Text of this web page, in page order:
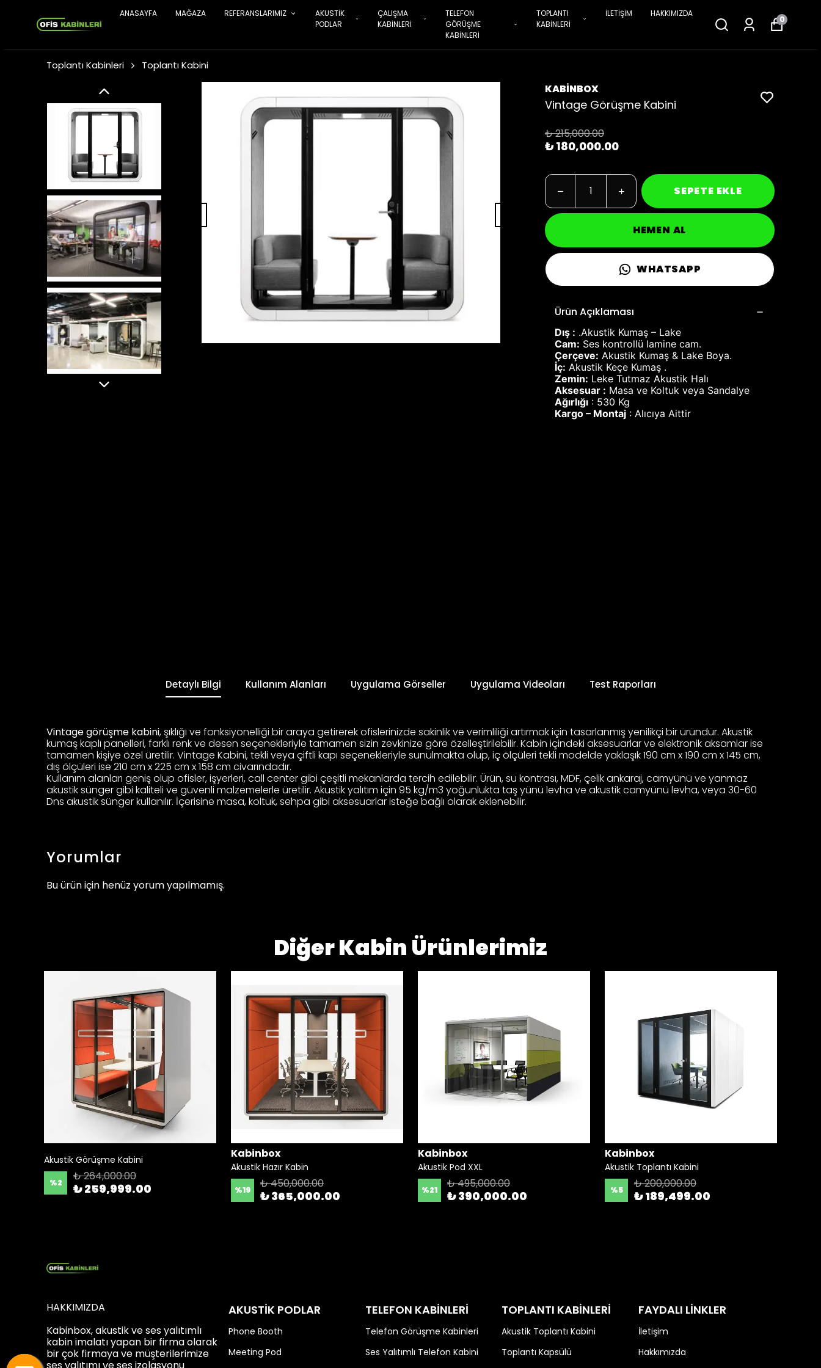
ANASAYFA MAĞAZA REFERANSLARIMIZ
AKUSTİK
PODLAR
ÇALIŞMA
KABİNLERİ
TELEFON
GÖRÜŞME
KABİNLERİ
TOPLANTI
KABİNLERİ
İLETİŞİM HAKKIMIZDA
0
Toplantı Kabinleri Toplantı Kabini
KABİNBOX
Vintage Görüşme Kabini
₺ 215,000.00
₺ 180,000.00
SEPETE EKLE
HEMEN AL
WHATSAPP
Ürün Açıklaması
Dış : .Akustik Kumaş – Lake
Cam: Ses kontrollü lamine cam.
Çerçeve: Akustik Kumaş & Lake Boya.
İç: Akustik Keçe Kumaş .
Zemin: Leke Tutmaz Akustik Halı
Aksesuar : Masa ve Koltuk veya Sandalye
Ağırlığı : 530 Kg
Kargo – Montaj : Alıcıya Aittir
Detaylı Bilgi Kullanım Alanları Uygulama Görseller Uygulama Videoları Test Raporları
Vintage görüşme kabini, şıklığı ve fonksiyonelliği bir araya getirerek ofislerinizde sakinlik ve verimliliği artırmak için tasarlanmış yenilikçi bir üründür. Akustik
kumaş kaplı panelleri, farklı renk ve desen seçenekleriyle tamamen sizin zevkinize göre özelleştirilebilir. Kabin içindeki aksesuarlar ve elektronik aksamlar ise
tamamen kişiye özel üretilir. Vintage Kabini, tekli veya çiftli kapı seçenekleriyle sunulmakta olup, iç ölçüleri tekli modelde yaklaşık 190 cm x 190 cm x 145 cm,
dış ölçüleri ise 210 cm x 225 cm x 158 cm civarındadır.
Kullanım alanları geniş olup ofisler, işyerleri, call center gibi çeşitli mekanlarda tercih edilebilir. Ürün, su kontrası, MDF, çelik ankaraj, camyünü ve yanmaz
akustik sünger gibi kaliteli ve güvenli malzemelerle üretilir. Akustik yalıtım için 95 kg/m3 yoğunlukta taş yünü levha ve akustik camyünü levha, veya 30-60
Dns akustik sünger kullanılır. İçerisine masa, koltuk, sehpa gibi aksesuarlar isteğe bağlı olarak eklenebilir.
Yorumlar
Bu ürün için henüz yorum yapılmamış.
Diğer Kabin Ürünlerimiz
Akustik Görüşme Kabini
%2 ₺ 264,000.00
₺ 259,999.00
Kabinbox
Akustik Hazır Kabin
%19 ₺ 450,000.00
₺ 365,000.00
Kabinbox
Akustik Pod XXL
%21 ₺ 495,000.00
₺ 390,000.00
Kabinbox
Akustik Toplantı Kabini
%5 ₺ 200,000.00
₺ 189,499.00
AKUSTİK PODLAR
Phone Booth
Meeting Pod
TELEFON KABİNLERİ
Telefon Görüşme Kabinleri
Ses Yalıtımlı Telefon Kabini
TOPLANTI KABİNLERİ
Akustik Toplantı Kabini
Toplantı Kapsülü
FAYDALI LİNKLER
İletişim
Hakkımızda
HAKKIMIZDA
Kabinbox, akustik ve ses yalıtımlı
kabin imalatı yapan bir firma olarak
bir çok firmaya ve müşterilerimize